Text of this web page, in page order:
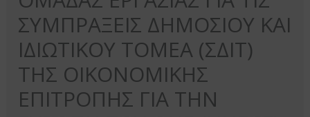
ΣΥΜΠΡΑΞΕΙΣ ΔΗΜΟΣΙΟΥ ΚΑΙ
ΙΔΙΩΤΙΚΟΥ ΤΟΜΕΑ (ΣΔΙΤ)
ΤΗΣ ΟΙΚΟΝΟΜΙΚΗΣ
ΕΠΙΤΡΟΠΗΣ ΓΙΑ ΤΗΝ